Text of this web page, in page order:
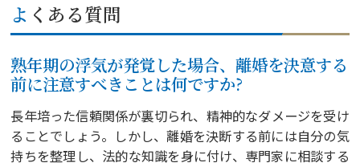
よくある質問
熟年期の浮気が発覚した場合、離婚を決意する
前に注意すべきことは何ですか?
長年培った信頼関係が裏切られ、精神的なダメージを受け
ることでしょう。しかし、離婚を決断する前には自分の気
持ちを整理し、法的な知識を身に付け、専門家に相談する